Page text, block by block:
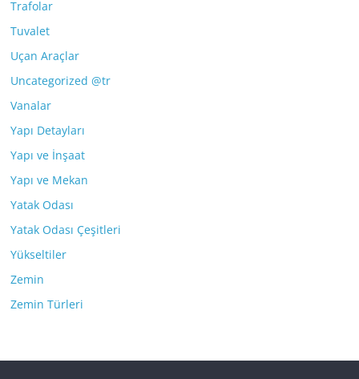
Trafolar
Tuvalet
Uçan Araçlar
Uncategorized @tr
Vanalar
Yapı Detayları
Yapı ve İnşaat
Yapı ve Mekan
Yatak Odası
Yatak Odası Çeşitleri
Yükseltiler
Zemin
Zemin Türleri